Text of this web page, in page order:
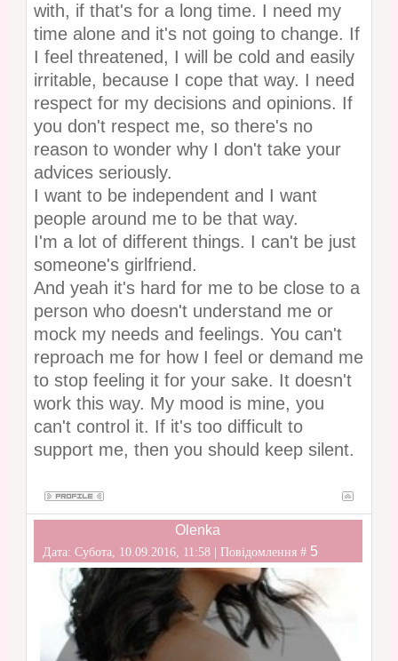
with, if that's for a long time. I need my
time alone and it's not going to change. If
I feel threatened, I will be cold and easily
irritable, because I cope that way. I need
respect for my decisions and opinions. If
you don't respect me, so there's no
reason to wonder why I don't take your
advices seriously.
I want to be independent and I want
people around me to be that way.
I'm a lot of different things. I can't be just
someone's girlfriend.
And yeah it's hard for me to be close to a
person who doesn't understand me or
mock my needs and feelings. You can't
reproach me for how I feel or demand me
to stop feeling it for your sake. It doesn't
work this way. My mood is mine, you
can't control it. If it's too difficult to
support me, then you should keep silent.
Olenka
Дата: Субота, 10.09.2016, 11:58 | Повідомлення # 5